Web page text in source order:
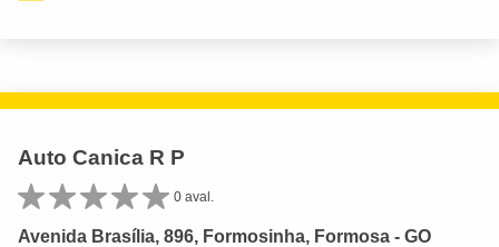
Auto Canica R P
0 aval.
Avenida Brasília, 896, Formosinha, Formosa - GO